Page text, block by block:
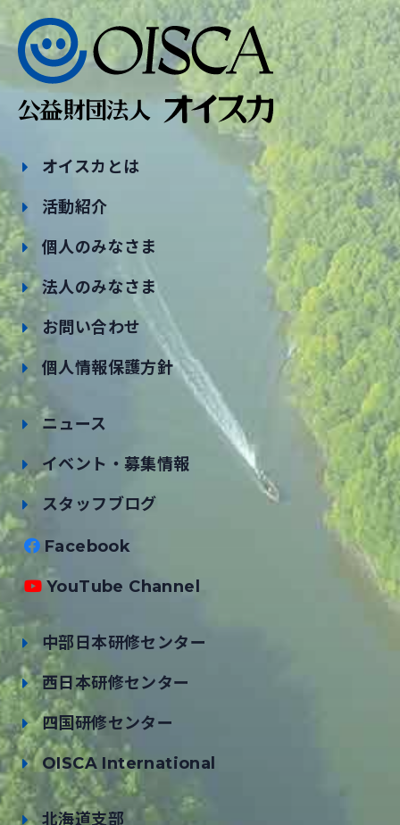
オイスカとは
活動紹介
個人のみなさま
法人のみなさま
お問い合わせ
個人情報保護方針
ニュース
イベント・募集情報
スタッフブログ
Facebook
YouTube Channel
中部日本研修センター
西日本研修センター
四国研修センター
OISCA International
北海道支部